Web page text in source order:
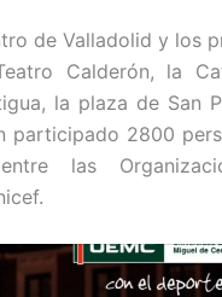
de Valladolid y los
Calderón, la
la plaza de San
participado 2800
las